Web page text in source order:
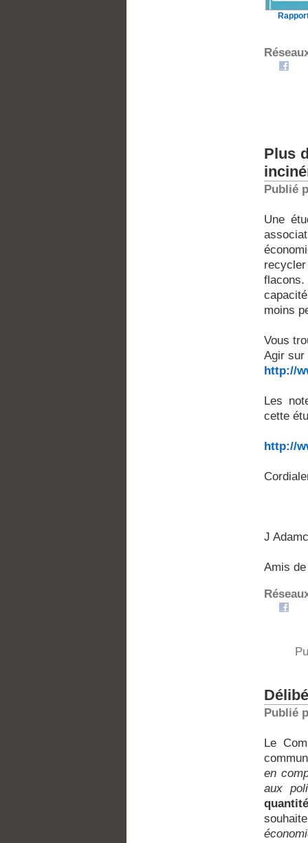
Plus
Publié
Une
moins
Vous
Agir sur
http://
Les
cette
http://
J
Amis
Publié
Le
en
aux